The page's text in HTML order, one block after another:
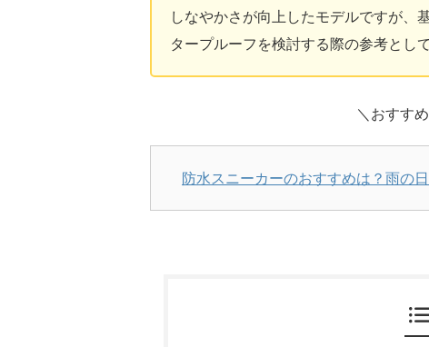
しなやかさが向上したモデルですが、
タープルーフを検討する際の参考とし
＼おすす
防水スニーカーのおすすめは？雨の